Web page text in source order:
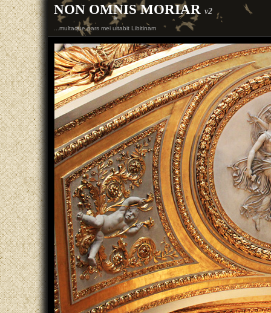
NON OMNIS MORIAR v2
...multaque pars mei uitabit Libitinam